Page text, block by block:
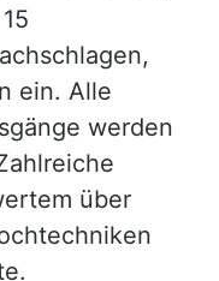
ein. Alle
werden
über